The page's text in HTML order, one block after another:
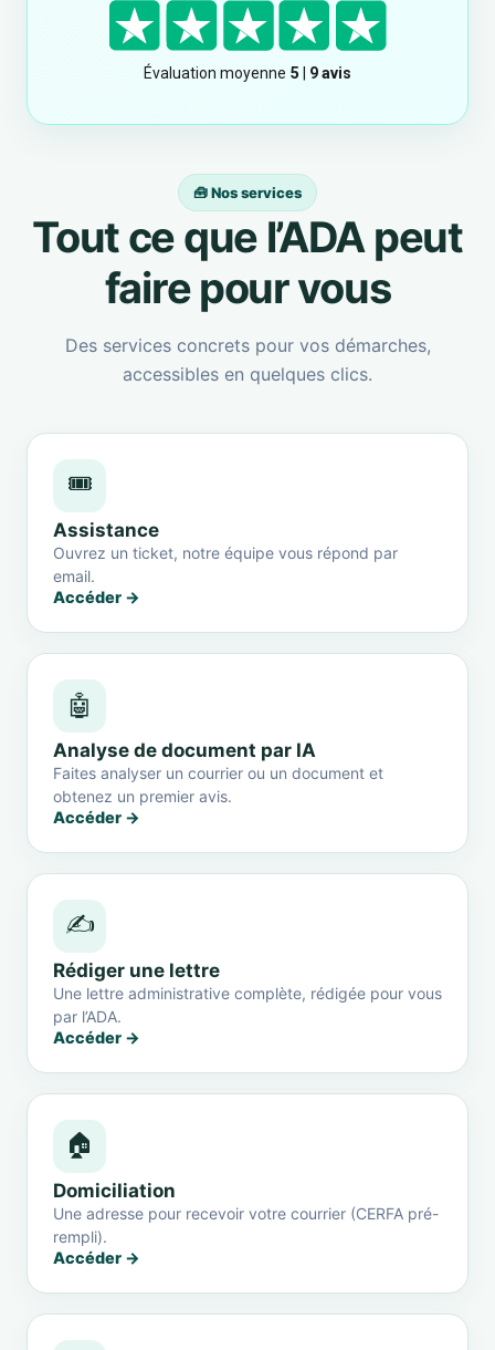
🧰 Nos services
Tout ce que l’ADA peut
faire pour vous
Des services concrets pour vos démarches,
accessibles en quelques clics.
🎟️
Assistance
Ouvrez un ticket, notre équipe vous répond par
email.
Accéder →
🤖
Analyse de document par IA
Faites analyser un courrier ou un document et
obtenez un premier avis.
Accéder →
✍️
Rédiger une lettre
Une lettre administrative complète, rédigée pour vous
par l’ADA.
Accéder →
🏠
Domiciliation
Une adresse pour recevoir votre courrier (CERFA pré-
rempli).
Accéder →